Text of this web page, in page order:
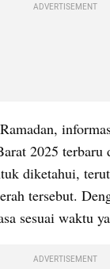
ADVERTISEMENT
2025 terbaru
diketahui,
tersebut.
sesuai waktu
ADVERTISEMENT